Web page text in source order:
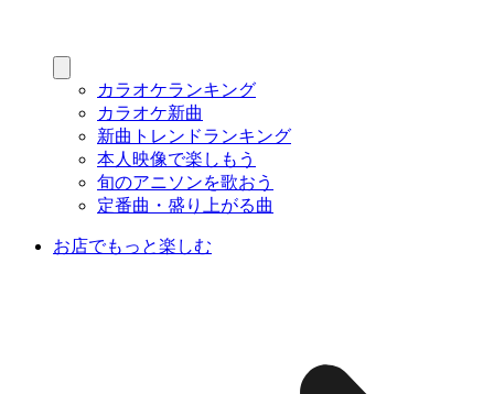
カラオケランキング
カラオケ新曲
新曲トレンドランキング
本人映像で楽しもう
旬のアニソンを歌おう
定番曲・盛り上がる曲
お店でもっと楽しむ